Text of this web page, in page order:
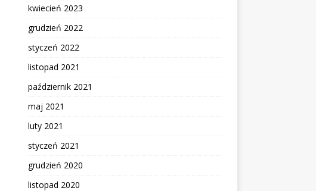
kwiecień 2023
grudzień 2022
styczeń 2022
listopad 2021
październik 2021
maj 2021
luty 2021
styczeń 2021
grudzień 2020
listopad 2020